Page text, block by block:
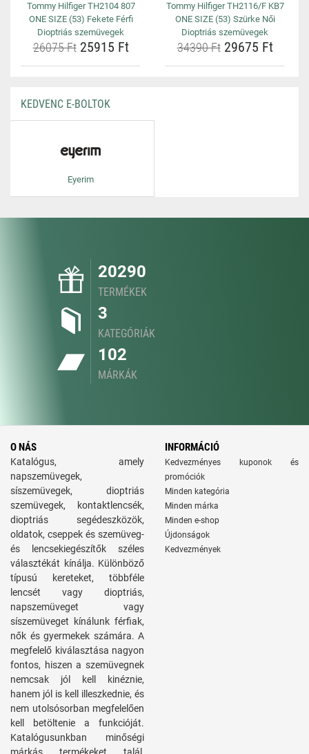
Tommy Hilfiger TH2104 807
ONE SIZE (53) Fekete Férfi
Dioptriás szemüvegek
26075 Ft25915 Ft
Tommy Hilfiger TH2116/F KB7
ONE SIZE (53) Szürke Női
Dioptriás szemüvegek
34390 Ft29675 Ft
KEDVENC E-BOLTOK
Eyerim
20290
TERMÉKEK
3
KATEGÓRIÁK
102
MÁRKÁK
O NÁS
Katalógus, amely
napszemüvegek,
síszemüvegek, dioptriás
szemüvegek, kontaktlencsék,
dioptriás segédeszközök,
oldatok, cseppek és szemüveg-
és lencsekiegészítők széles
választékát kínálja. Különböző
típusú kereteket, többféle
lencsét vagy dioptriás,
napszemüveget vagy
síszemüveget kínálunk férfiak,
nők és gyermekek számára. A
megfelelő kiválasztása nagyon
fontos, hiszen a szemüvegnek
nemcsak jól kell kinéznie,
hanem jól is kell illeszkednie, és
nem utolsósorban megfelelően
kell betöltenie a funkcióját.
Katalógusunkban minőségi
INFORMÁCIÓ
Kedvezményes kuponok és
promóciók
Minden kategória
Minden márka
Minden e-shop
Újdonságok
Kedvezmények